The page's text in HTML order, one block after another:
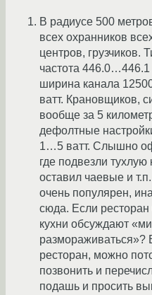
В радиусе 500
всех охранников
центров, грузчиков.
частота
ширина канала
ватт. Крановщиков,
вообще за 5
дефолтные
1…5 ватт. Слышно
где подвезли тухлую
оставил чаевые и
очень популярен,
сюда. Если
кухни обсуждают
размораживаться»?
ресторан, можно
позвонить и
подашь и просить